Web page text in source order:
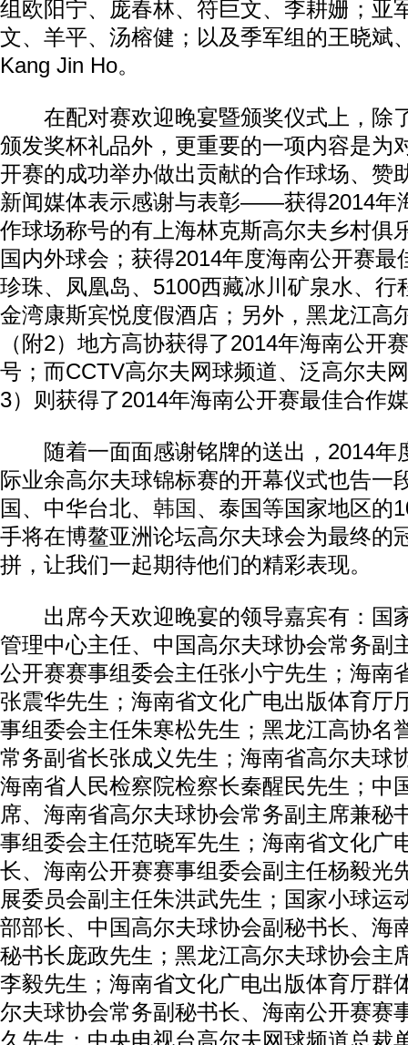
组欧阳宁、庞春林、符巨文、李耕姗；亚
文、羊平、汤榕健；以及季军组的王晓斌
Kang Jin Ho。
在配对赛欢迎晚宴暨颁奖仪式上，除
颁发奖杯礼品外，更重要的一项内容是为
开赛的成功举办做出贡献的合作球场、赞
新闻媒体表示感谢与表彰——获得2014年
作球场称号的有上海林克斯高尔夫乡村俱
国内外球会；获得2014年度海南公开赛最
珍珠、凤凰岛、5100西藏冰川矿泉水、行
金湾康斯宾悦度假酒店；另外，黑龙江高
（附2）地方高协获得了2014年海南公开
号；而CCTV高尔夫网球频道、泛高尔夫
3）则获得了2014年海南公开赛最佳合作
随着一面面感谢铭牌的送出，2014年
际业余高尔夫球锦标赛的开幕仪式也告一
国、中华台北、 韩国 、泰国等国家地区的
手将在博鳌亚洲论坛高尔夫球会为最终的
拼，让我们一起期待他们的精彩表现。
出席今天欢迎晚宴的领导嘉宾有：国
管理中心主任、中国高尔夫球协会常务副
公开赛赛事组委会主任张小宁先生；海南
张震华先生；海南省文化广电出版体育厅
事组委会主任朱寒松先生；黑龙江高协名
常务副省长张成义先生；海南省高尔夫球
海南省人民检察院检察长秦醒民先生；中
席、海南省高尔夫球协会常务副主席兼秘
事组委会主任范晓军先生；海南省文化广
长、海南公开赛赛事组委会副主任杨毅光
展委员会副主任朱洪武先生；国家小球运
部部长、中国高尔夫球协会副秘书长、海
秘书长庞政先生；黑龙江高尔夫球协会主
李毅先生；海南省文化广电出版体育厅群
尔夫球协会常务副秘书长、海南公开赛赛